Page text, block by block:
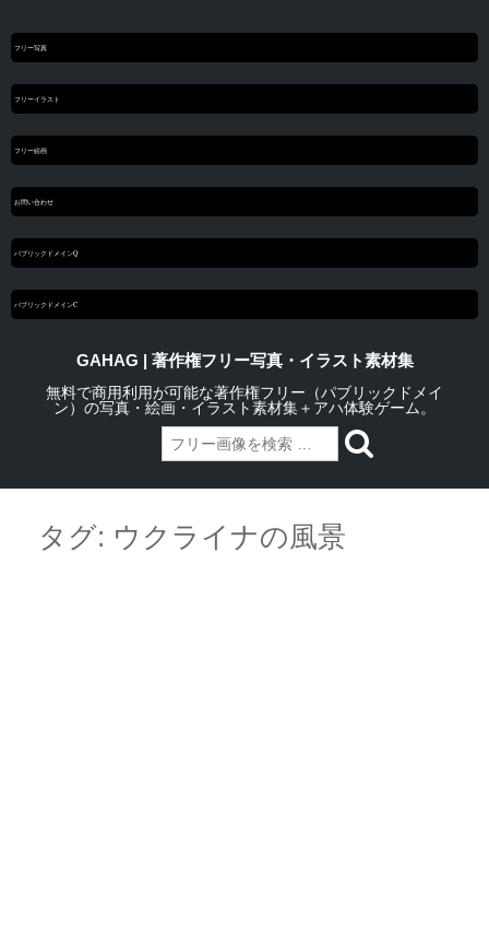
フリー写真
フリーイラスト
フリー絵画
お問い合わせ
パブリックドメインQ
パブリックドメインC
GAHAG | 著作権フリー写真・イラスト素材集
無料で商用利用が可能な著作権フリー（パブリックドメイ
ン）の写真・絵画・イラスト素材集＋アハ体験ゲーム。
contentタグ: ウクライナの風景